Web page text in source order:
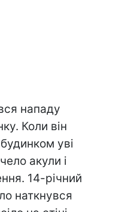
нападу
Коли він
уві
акули і
14-річний
наткнувся